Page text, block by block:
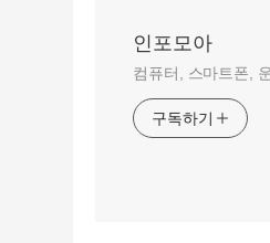
인포모아
컴퓨터, 스마트폰,
구독하기